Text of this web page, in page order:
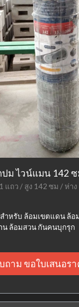
ปม ไวน์แมน 142
แถว / สูง 142 ซม / ห่า
สำหรับ ล้อมเขตแดน ล้
น ล้อมสวน กันคนบุกรุก
ถาม ขอใบเสนอร